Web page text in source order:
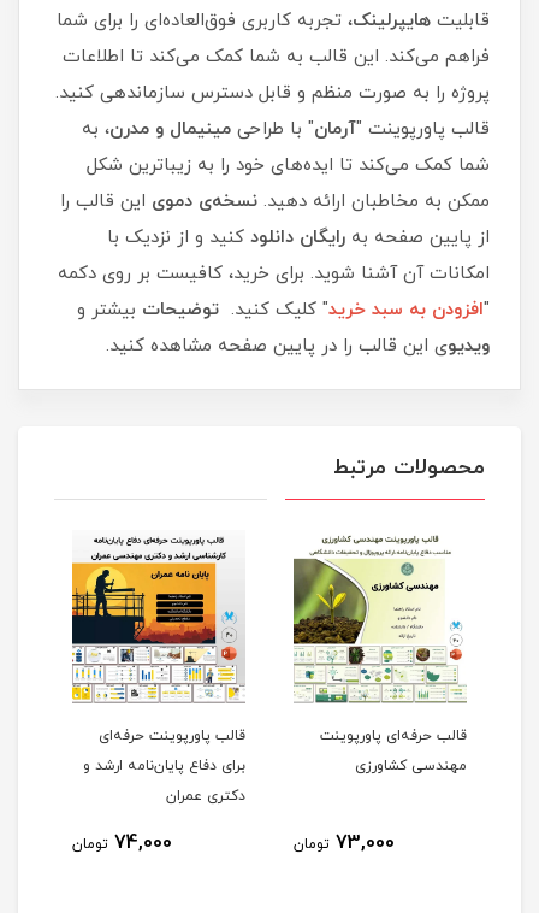
قابلیت هایپرلینک، تجربه کاربری فوق‌العاده‌ای را برای شما
فراهم می‌کند. این قالب به شما کمک می‌کند تا اطلاعات
پروژه را به صورت منظم و قابل دسترس سازماندهی کنید.
قالب پاورپوینت "آرمان" با طراحی مینیمال و مدرن، به
شما کمک می‌کند تا ایده‌های خود را به زیباترین شکل
ممکن به مخاطبان ارائه دهید. نسخه‌ی دموی این قالب را
از پایین صفحه به رایگان دانلود کنید و از نزدیک با
امکانات آن آشنا شوید. برای خرید، کافیست بر روی دکمه
"افزودن به سبد خرید" کلیک کنید. توضیحات بیشتر و
ویدیوی این قالب را در پایین صفحه مشاهده کنید.
محصولات مرتبط
قالب حرفه‌ای پاورپوینت
مهندسی کشاورزی
73,000 تومان
قالب پاورپوینت حرفه‌ای
برای دفاع پایان‌نامه ارشد و
دکتری عمران
74,000 تومان